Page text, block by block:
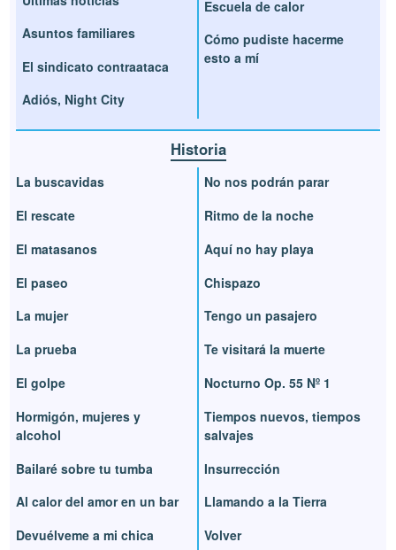
Asuntos familiares
El sindicato contraataca
Adiós, Night City
Escuela de calor
Cómo pudiste hacerme
esto a mí
Historia
La buscavidas
El rescate
El matasanos
El paseo
La mujer
La prueba
El golpe
Hormigón, mujeres y
alcohol
Bailaré sobre tu tumba
Al calor del amor en un bar
Devuélveme a mi chica
No nos podrán parar
Ritmo de la noche
Aquí no hay playa
Chispazo
Tengo un pasajero
Te visitará la muerte
Nocturno Op. 55 Nº 1
Tiempos nuevos, tiempos
salvajes
Insurrección
Llamando a la Tierra
Volver